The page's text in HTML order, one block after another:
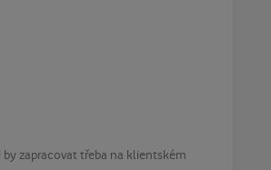
zapracovat třeba na klientském